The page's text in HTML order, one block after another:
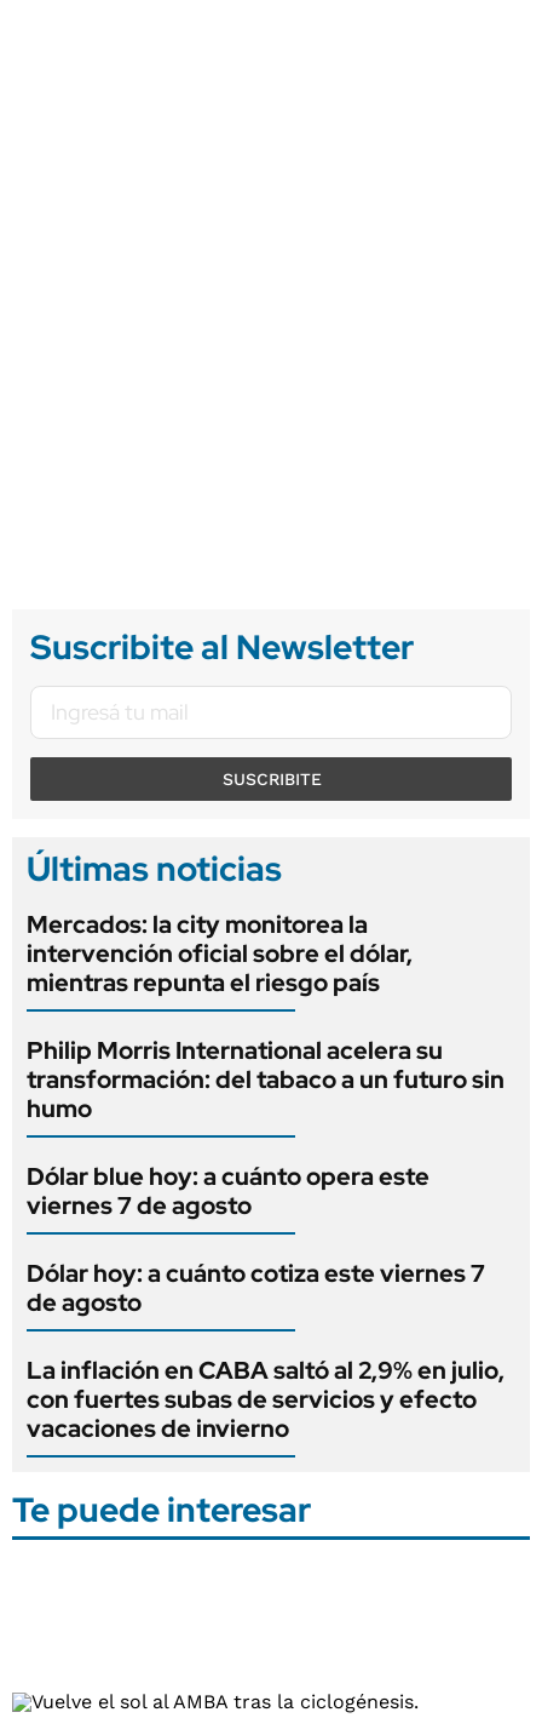
Suscribite al Newsletter
SUSCRIBITE
Últimas noticias
Mercados: la city monitorea la
intervención oficial sobre el dólar,
mientras repunta el riesgo país
Philip Morris International acelera su
transformación: del tabaco a un futuro sin
humo
Dólar blue hoy: a cuánto opera este
viernes 7 de agosto
Dólar hoy: a cuánto cotiza este viernes 7
de agosto
La inflación en CABA saltó al 2,9% en julio,
con fuertes subas de servicios y efecto
vacaciones de invierno
Te puede interesar